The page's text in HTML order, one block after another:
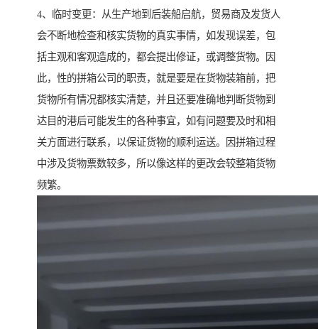
4、临时变更：从生产地到后装船启航，贸易商及发货人
会不断地检查和核实货物的真实事情，如发现误差，包
括主观和客观造成的，都会提出修证，或调整货物。因
此，性的拼箱公司的职责，就是要是在货物装箱前，把
货物所有情况都核实清楚，并且还要准确地判断货物到
达目的港后可能发生的各种事宜，如有问题要及时和相
关方面进行联系，以保证货物的顺利运送。因拼箱过程
中涉及货物票数较多，所以像这样的更改会较整箱货物
频繁。